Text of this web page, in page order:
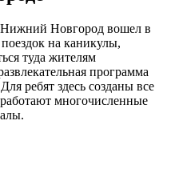
Новгород вошел в
на каникулы,
туда жителям
программа
ребят здесь созданы все
многочисленные